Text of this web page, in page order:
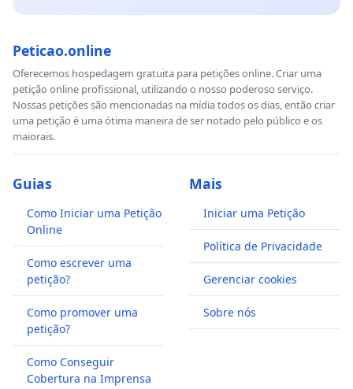
Peticao.online
Oferecemos hospedagem gratuita para petições online. Criar uma
petição online profissional, utilizando o nosso poderoso serviço.
Nossas petições são mencionadas na mídia todos os dias, então criar
uma petição é uma ótima maneira de ser notado pelo público e os
maiorais.
Guias
Como Iniciar uma Petição
Online
Como escrever uma
petição?
Como promover uma
petição?
Como Conseguir
Cobertura na Imprensa
Mais
Iniciar uma Petição
Política de Privacidade
Gerenciar cookies
Sobre nós